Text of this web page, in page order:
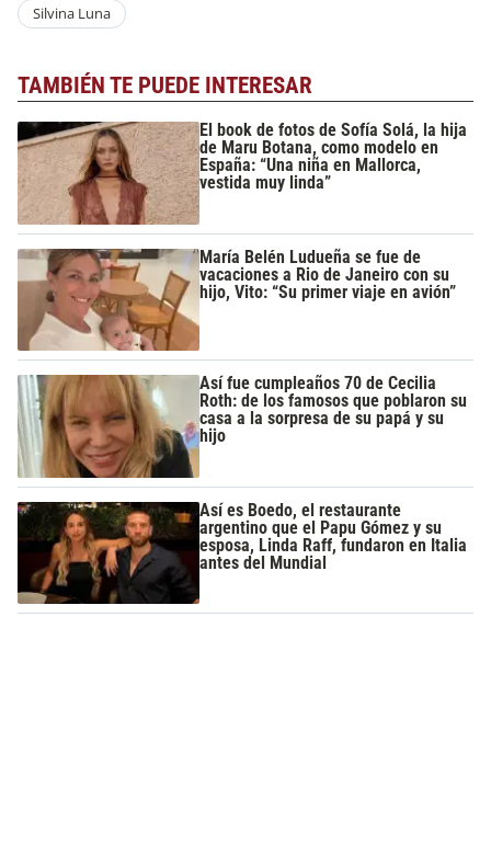
Silvina Luna
TAMBIÉN TE PUEDE INTERESAR
El book de fotos de Sofía Solá, la hija
de Maru Botana, como modelo en
España: “Una niña en Mallorca,
vestida muy linda”
María Belén Ludueña se fue de
vacaciones a Rio de Janeiro con su
hijo, Vito: “Su primer viaje en avión”
Así fue cumpleaños 70 de Cecilia
Roth: de los famosos que poblaron su
casa a la sorpresa de su papá y su
hijo
Así es Boedo, el restaurante
argentino que el Papu Gómez y su
esposa, Linda Raff, fundaron en Italia
antes del Mundial